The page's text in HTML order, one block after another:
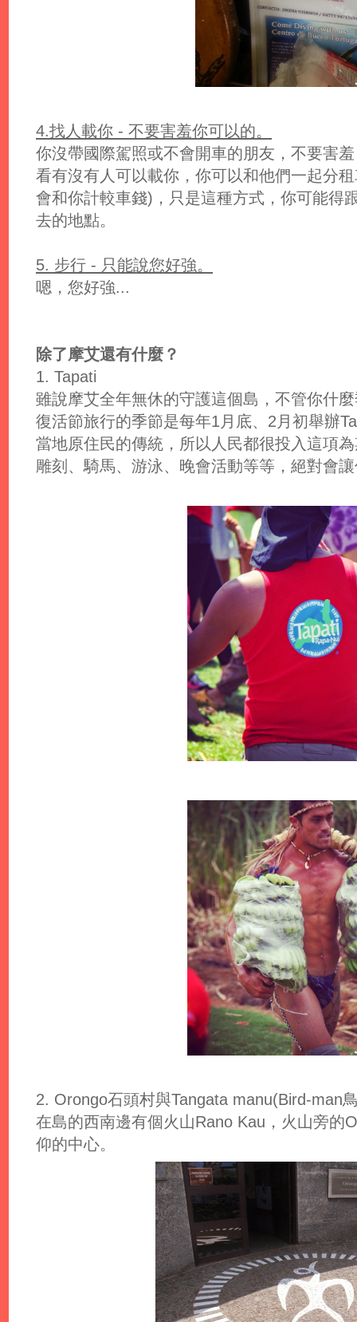
4.找人載你 - 不要害羞你可以的。
你沒帶國際駕照或不會開車的朋友，不要害
看有沒有人可以載你，你可以和他們一起分
會和你計較車錢)，只是這種方式，你可能得
去的地點。
5. 步行 - 只能說您好強。
嗯，您好強...
除了摩艾還有什麼？
1. Tapati
雖說摩艾全年無休的守護這個島，不管你什
復活節旅行的季節是每年1月底、2月初舉辦
當地原住民的傳統，所以人民都很投入這項
雕刻、騎馬、游泳、晚會活動等等，絕對會
2. Orongo石頭村與Tangata manu(Bird-man
在島的西南邊有個火山Rano Kau，火山旁的
仰的中心。